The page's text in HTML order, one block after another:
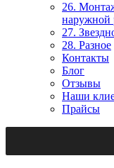
26.
наружной
27.
28. Разное
Контакты
Блог
Отзывы
Наши
Прайсы